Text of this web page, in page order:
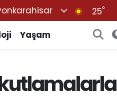
25°
Yaşam
kutlamalarla